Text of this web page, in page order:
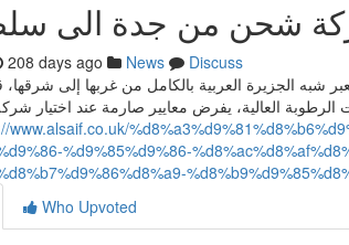
208 days ago News
Discuss
الجزيرة العربية بالكامل من غربها إلى شرقها،
ذات الرطوبة العالية، يفرض معايير صارمة عند
www.alsaif.co.uk/
%d9%85%d9%86-
Who Upvoted